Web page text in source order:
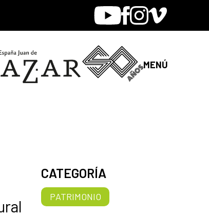
YoutubeFacebook
Instagram
Vimeo
MENÚ
CATEGORÍA
PATRIMONIO